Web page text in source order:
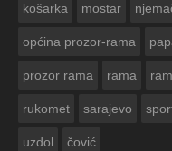
košarka mostar
općina prozor-rama
prozor rama rama
rukomet sarajevo
uzdol čović